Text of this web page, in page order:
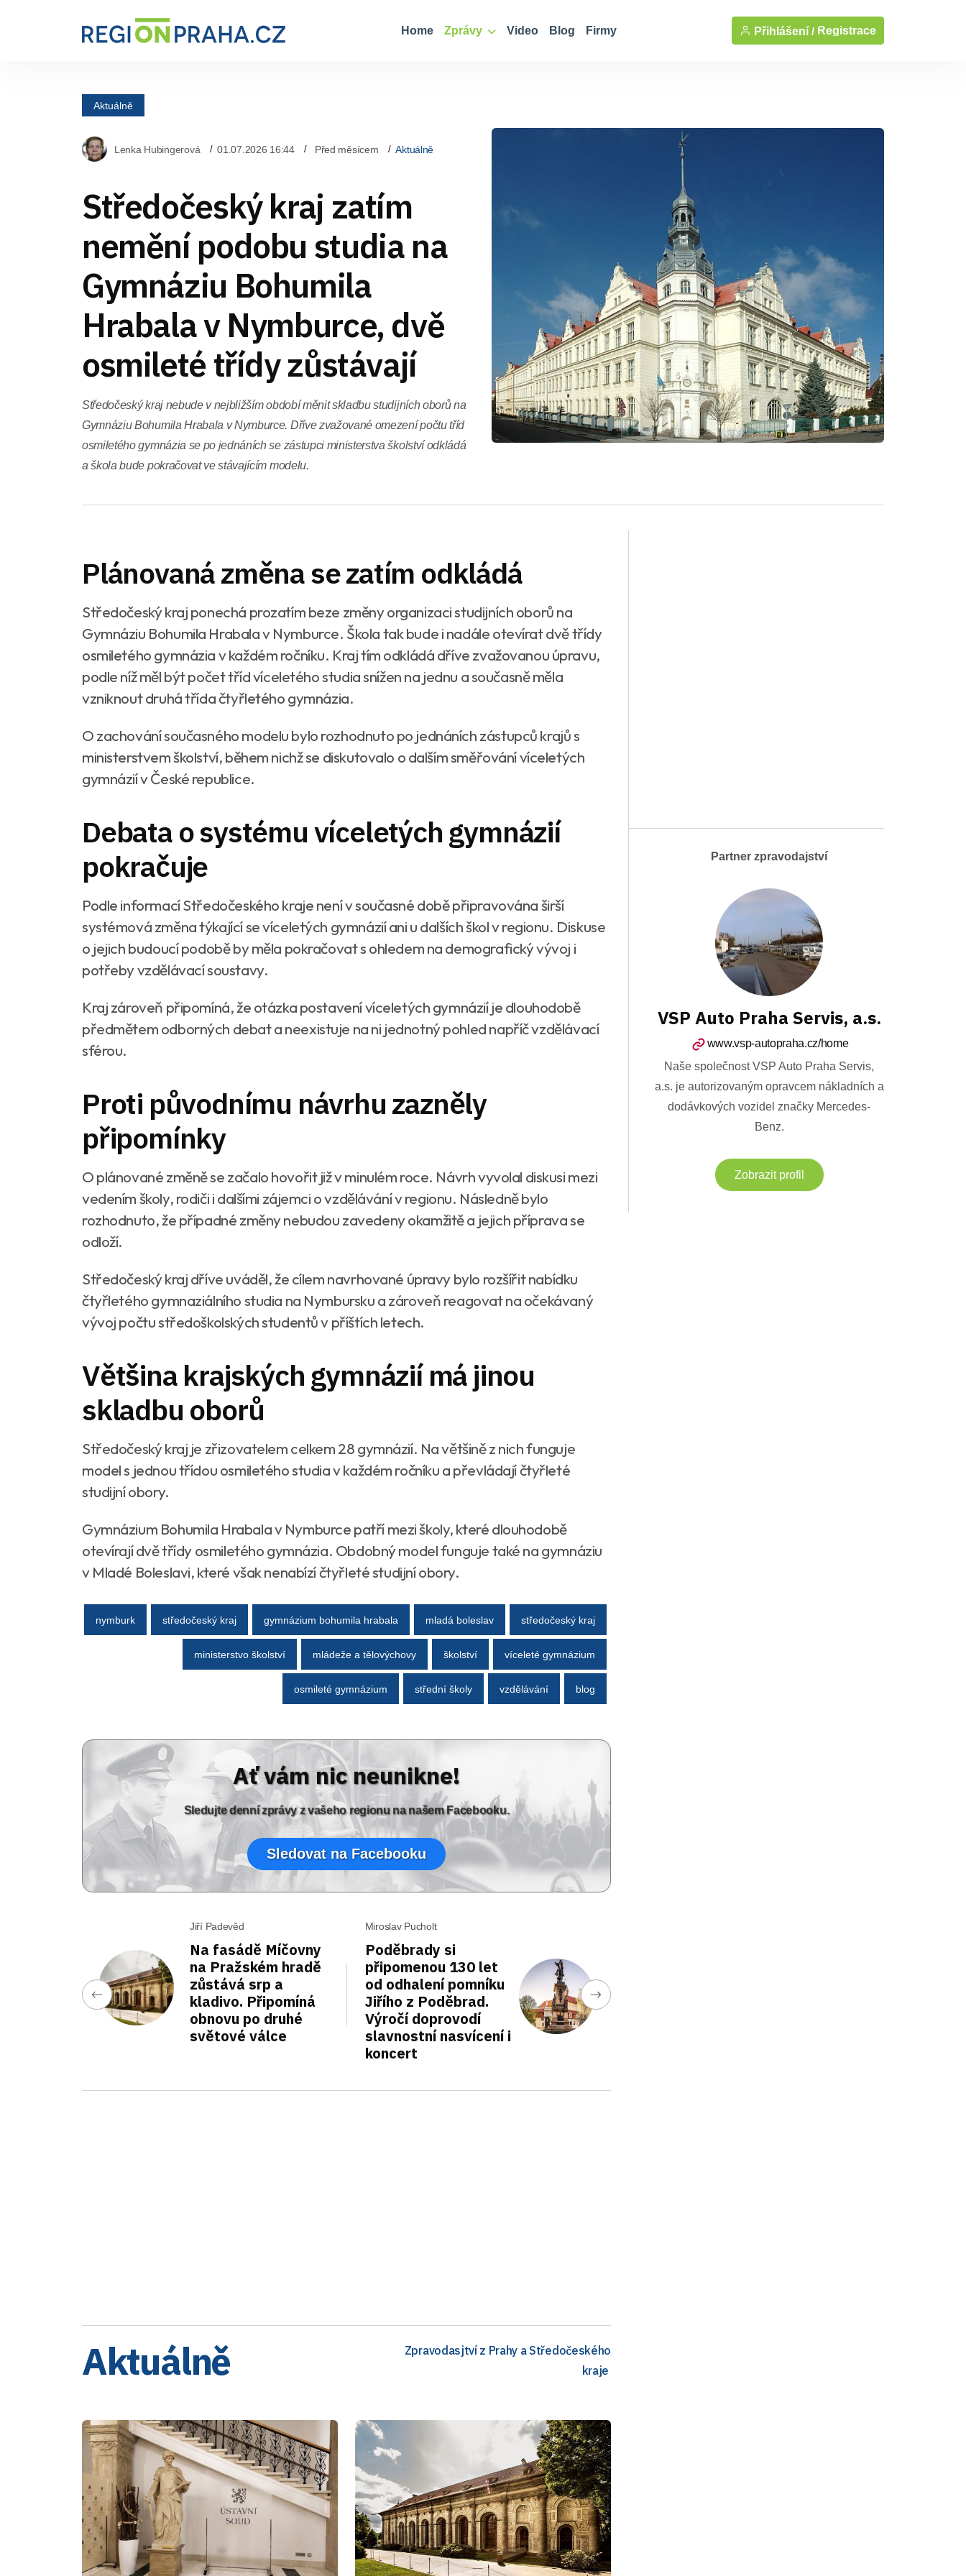
Home Zprávy Video Blog Firmy Přihlášení / Registrace
Aktuálně
Lenka Hubingerová 01.07.2026 16:44 Před měsícem Aktuálně
Středočeský kraj zatím
nemění podobu studia na
Gymnáziu Bohumila
Hrabala v Nymburce, dvě
osmileté třídy zůstávají
Středočeský kraj nebude v nejbližším období měnit skladbu studijních oborů na
Gymnáziu Bohumila Hrabala v Nymburce. Dříve zvažované omezení počtu tříd
osmiletého gymnázia se po jednáních se zástupci ministerstva školství odkládá
a škola bude pokračovat ve stávajícím modelu.
Plánovaná změna se zatím odkládá
Středočeský kraj ponechá prozatím beze změny organizaci studijních oborů na
Gymnáziu Bohumila Hrabala v Nymburce. Škola tak bude i nadále otevírat dvě třídy
osmiletého gymnázia v každém ročníku. Kraj tím odkládá dříve zvažovanou úpravu,
podle níž měl být počet tříd víceletého studia snížen na jednu a současně měla
vzniknout druhá třída čtyřletého gymnázia.
O zachování současného modelu bylo rozhodnuto po jednáních zástupců krajů s
ministerstvem školství, během nichž se diskutovalo o dalším směřování víceletých
gymnázií v České republice.
Debata o systému víceletých gymnázií
pokračuje
Podle informací Středočeského kraje není v současné době připravována širší
systémová změna týkající se víceletých gymnázií ani u dalších škol v regionu. Diskuse
o jejich budoucí podobě by měla pokračovat s ohledem na demografický vývoj i
potřeby vzdělávací soustavy.
Kraj zároveň připomíná, že otázka postavení víceletých gymnázií je dlouhodobě
předmětem odborných debat a neexistuje na ni jednotný pohled napříč vzdělávací
sférou.
Proti původnímu návrhu zazněly
připomínky
O plánované změně se začalo hovořit již v minulém roce. Návrh vyvolal diskusi mezi
vedením školy, rodiči i dalšími zájemci o vzdělávání v regionu. Následně bylo
rozhodnuto, že případné změny nebudou zavedeny okamžitě a jejich příprava se
odloží.
Středočeský kraj dříve uváděl, že cílem navrhované úpravy bylo rozšířit nabídku
čtyřletého gymnaziálního studia na Nymbursku a zároveň reagovat na očekávaný
vývoj počtu středoškolských studentů v příštích letech.
Většina krajských gymnázií má jinou
skladbu oborů
Středočeský kraj je zřizovatelem celkem 28 gymnázií. Na většině z nich funguje
model s jednou třídou osmiletého studia v každém ročníku a převládají čtyřleté
studijní obory.
Gymnázium Bohumila Hrabala v Nymburce patří mezi školy, které dlouhodobě
otevírají dvě třídy osmiletého gymnázia. Obdobný model funguje také na gymnáziu
v Mladé Boleslavi, které však nenabízí čtyřleté studijní obory.
nymburk středočeský kraj gymnázium bohumila hrabala mladá boleslav středočeský kraj
ministerstvo školství mládeže a tělovýchovy školství víceleté gymnázium
osmileté gymnázium střední školy vzdělávání blog
Ať vám nic neunikne!
Sledujte denní zprávy z vašeho regionu na našem Facebooku.
Sledovat na Facebooku
Jiří Padevěd
Na fasádě Míčovny
na Pražském hradě
zůstává srp a
kladivo. Připomíná
obnovu po druhé
světové válce
Miroslav Pucholt
Poděbrady si
připomenou 130 let
od odhalení pomníku
Jiřího z Poděbrad.
Výročí doprovodí
slavnostní nasvícení i
koncert
Aktuálně
Zpravodasjtví z Prahy a Středočeského
kraje
Partner zpravodajství
VSP Auto Praha Servis, a.s.
www.vsp-autopraha.cz/home
Naše společnost VSP Auto Praha Servis,
a.s. je autorizovaným opravcem nákladních a
dodávkových vozidel značky Mercedes-
Benz.
Zobrazit profil